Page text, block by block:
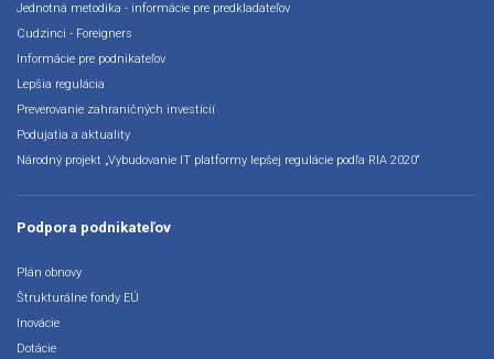
Jednotná metodika - informácie pre predkladateľov
Cudzinci - Foreigners
Informácie pre podnikateľov
Lepšia regulácia
Preverovanie zahraničných investícií
Podujatia a aktuality
Národný projekt „Vybudovanie IT platformy lepšej regulácie podľa RIA 2020“
Podpora podnikateľov
Plán obnovy
Štrukturálne fondy EÚ
Inovácie
Dotácie